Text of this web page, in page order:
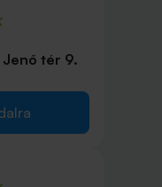
Jenő tér 9.